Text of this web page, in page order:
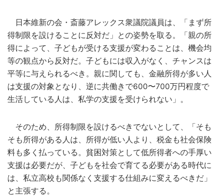
日本維新の会・斎藤アレックス衆議院議員は、「まず所
得制限を設けることに反対だ」との姿勢を取る。「親の所
得によって、子どもが受ける支援が変わることは、機会均
等の観点から反対だ。子どもには収入がなく、チャンスは
平等に与えられるべき。親に関しても、金融所得が多い人
は支援の対象となり、逆に共働きで600〜700万円程度で
生活している人は、私学の支援を受けられない」。
そのため、所得制限を設けるべきでないとして、「そも
そも所得がある人は、所得が低い人より、税金も社会保険
料も多く払っている。貧困対策として低所得者への手厚い
支援は必要だが、子どもを社会で育てる必要がある時代に
は、私立高校も関係なく支援する仕組みに変えるべきだ」
と主張する。